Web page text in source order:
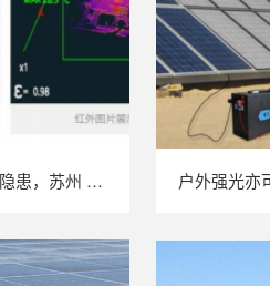
热感捕捉细微隐患，苏州 LAILX LX‑F300 手持红外热成像仪赋能光伏安全运维